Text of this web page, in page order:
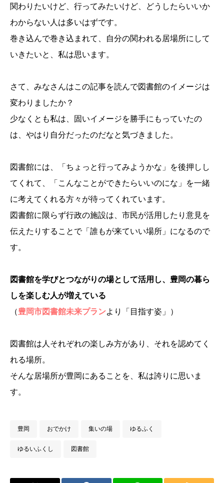
関わりたいけど、行ってみたいけど、どうしたらいいか
わからない人は多いはずです。
巻き込んで巻き込まれて、自分の関われる居場所にして
いきたいと、私は思います。
さて、みなさんはこの記事を読んで図書館のイメージは
変わりましたか？
少なくとも私は、固いイメージを勝手にもっていたの
は、やはり自分だったのだなと気づきました。
図書館には、「ちょっと行ってみようかな」を後押しし
てくれて、「こんなことができたらいいのにな」を一緒
に考えてくれる方々が待ってくれています。
図書館に限らず行政の施設は、市民が活用したり意見を
伝えたりすることで「誰もが来ていい場所」になるので
す。
図書館を学びとつながりの場として活用し、豊岡の暮ら
しを楽しむ人が増えている
（豊岡市図書館未来プランより「目指す姿」）
図書館は人それぞれの楽しみ方があり、それを認めてく
れる場所。
そんな居場所が豊岡にあることを、私は誇りに思いま
す。
豊岡 おでかけ 集いの場 ゆるふく
ゆるいふくし 図書館